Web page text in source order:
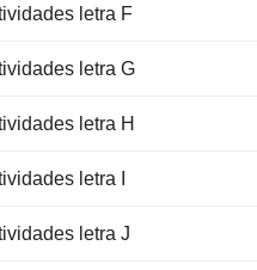
letra F
letra G
letra H
letra I
letra J